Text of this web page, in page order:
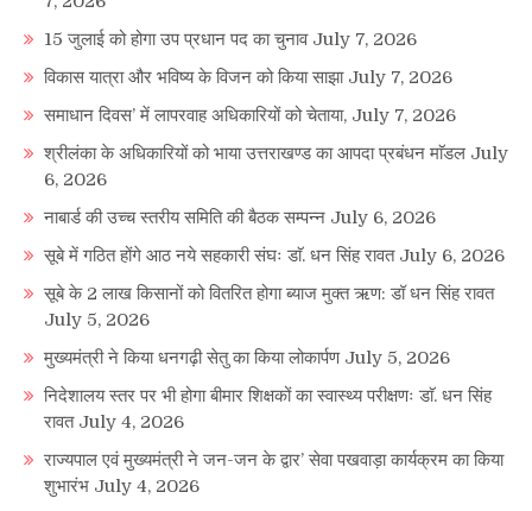
15 जुलाई को होगा उप प्रधान पद का चुनाव July 7, 2026
विकास यात्रा और भविष्य के विजन को किया साझा July 7, 2026
समाधान दिवस’ में लापरवाह अधिकारियों को चेताया, July 7, 2026
श्रीलंका के अधिकारियों को भाया उत्तराखण्ड का आपदा प्रबंधन माॅडल July
6, 2026
नाबार्ड की उच्च स्तरीय समिति की बैठक सम्पन्न July 6, 2026
सूबे में गठित होंगे आठ नये सहकारी संघः डाॅ. धन सिंह रावत July 6, 2026
सूबे के 2 लाख किसानों को वितरित होगा ब्याज मुक्त ऋण: डॉ धन सिंह रावत
July 5, 2026
मुख्यमंत्री ने किया धनगढ़ी सेतु का किया लोकार्पण July 5, 2026
निदेशालय स्तर पर भी होगा बीमार शिक्षकों का स्वास्थ्य परीक्षणः डाॅ. धन सिंह
रावत July 4, 2026
राज्यपाल एवं मुख्यमंत्री ने जन-जन के द्वार’ सेवा पखवाड़ा कार्यक्रम का किया
शुभारंभ July 4, 2026